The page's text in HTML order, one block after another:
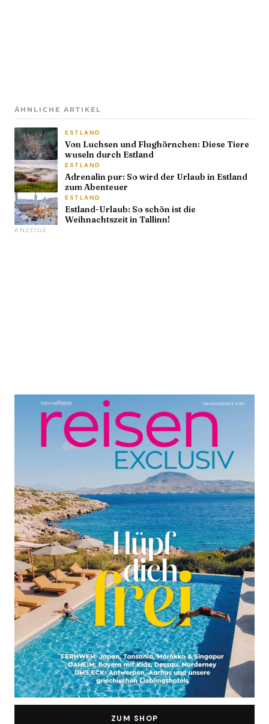
ZUM SHOP
ÄHNLICHE ARTIKEL
ESTLAND
Von Luchsen und Flughörnchen: Diese Tiere
wuseln durch Estland
ESTLAND
Adrenalin pur: So wird der Urlaub in Estland
zum Abenteuer
ESTLAND
Estland-Urlaub: So schön ist die
Weihnachtszeit in Tallinn!
ANZEIGE